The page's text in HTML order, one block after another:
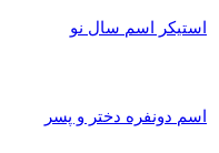
استیکر اسم سال نو
اسم دونفره دختر و پسر
پانته آ